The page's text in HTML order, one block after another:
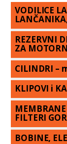
VODILICE
REZERVNI
ZA
CILINDRI –
KLIPOVI i
FILTERI
BOBINE,